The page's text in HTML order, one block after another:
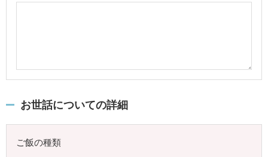
お世話についての詳細
ご飯の種類